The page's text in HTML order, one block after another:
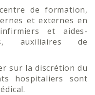
de formation,
et externes en
et aides-
auxiliaires de
sur la discrétion du
hospitaliers sont